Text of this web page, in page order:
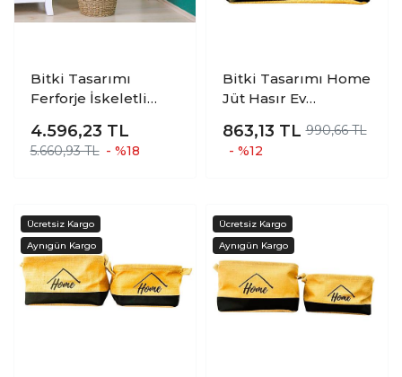
Bitki Tasarımı
Ferforje İskeletli
Saklama Aksesuar
Sepet Büyük
4.596,23 TL
5.660,93 TL - %18
Bitki Tasarımı Home
Jüt Hasır Ev
Banyo Salon Sepeti
Katlanır Sıvı
863,13 TL 990,66 TL
- %12